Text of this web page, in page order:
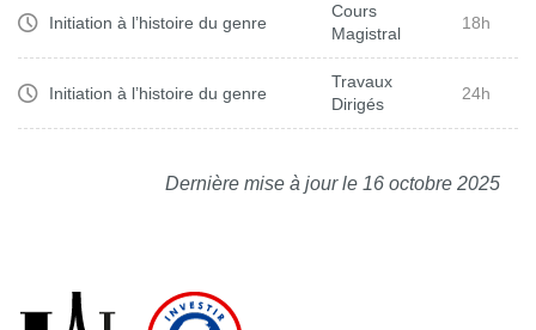
Initiation à l’histoire du genre
Cours
Magistral
18h
Initiation à l’histoire du genre
Travaux
Dirigés
24h
Dernière mise à jour le 16 octobre 2025